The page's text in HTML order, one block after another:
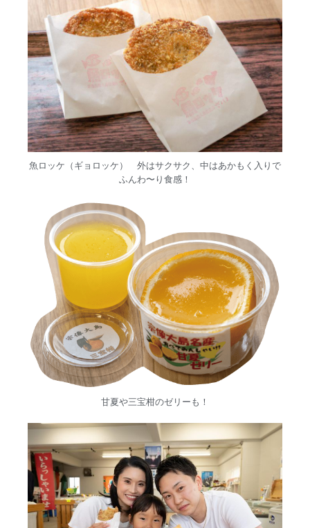
魚ロッケ（ギョロッケ） 外はサクサク、中はあかもく入りで
ふんわ〜り食感！
甘夏や三宝柑のゼリーも！